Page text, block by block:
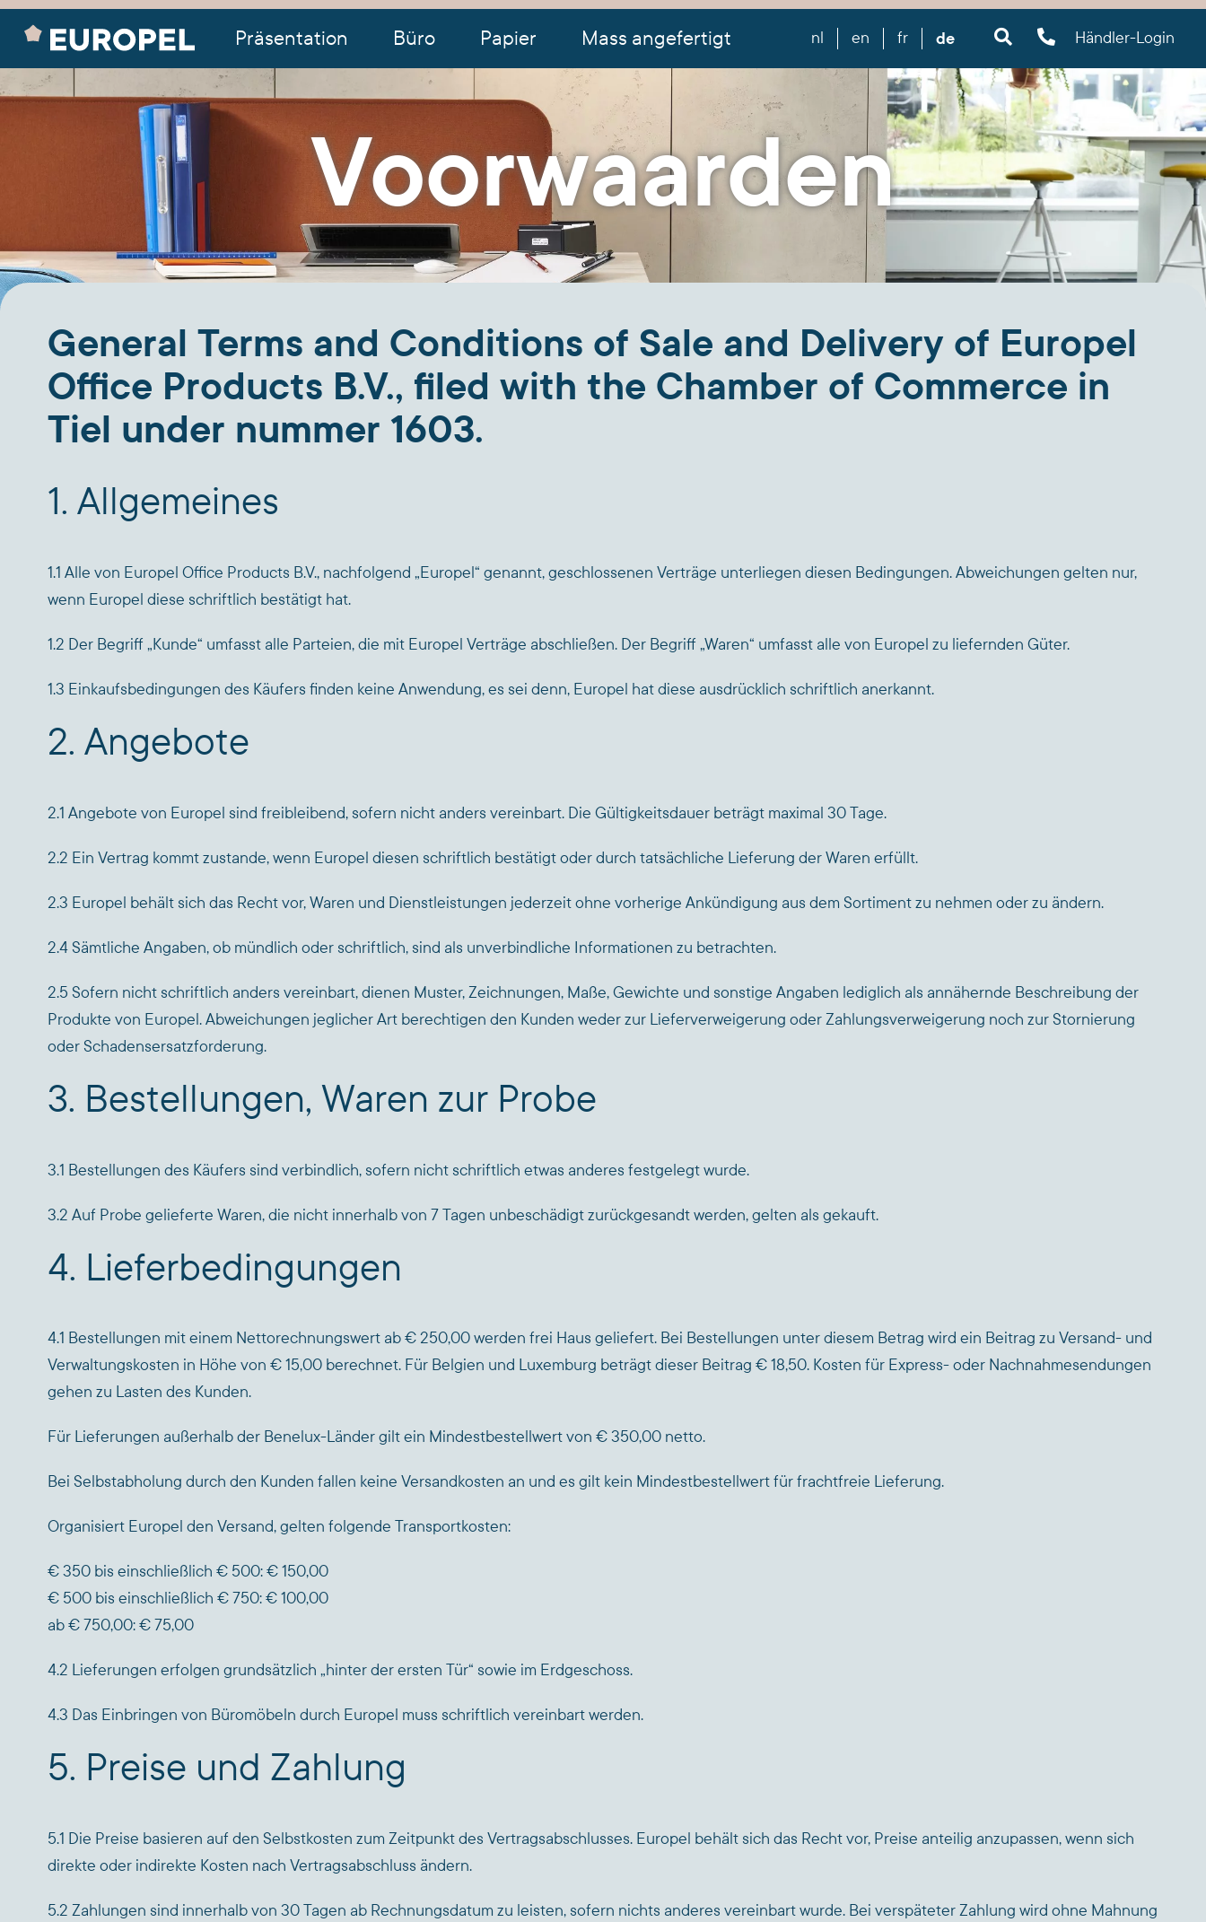
Präsentation Büro Papier Mass angefertigt nl en fr de Händler-Login
Voorwaarden
General Terms and Conditions of Sale and Delivery of Europel
Office Products B.V., filed with the Chamber of Commerce in
Tiel under nummer 1603.
1. Allgemeines
1.1 Alle von Europel Office Products B.V., nachfolgend „Europel“ genannt, geschlossenen Verträge unterliegen diesen Bedingungen. Abweichungen gelten nur,
wenn Europel diese schriftlich bestätigt hat.
1.2 Der Begriff „Kunde“ umfasst alle Parteien, die mit Europel Verträge abschließen. Der Begriff „Waren“ umfasst alle von Europel zu liefernden Güter.
1.3 Einkaufsbedingungen des Käufers finden keine Anwendung, es sei denn, Europel hat diese ausdrücklich schriftlich anerkannt.
2. Angebote
2.1 Angebote von Europel sind freibleibend, sofern nicht anders vereinbart. Die Gültigkeitsdauer beträgt maximal 30 Tage.
2.2 Ein Vertrag kommt zustande, wenn Europel diesen schriftlich bestätigt oder durch tatsächliche Lieferung der Waren erfüllt.
2.3 Europel behält sich das Recht vor, Waren und Dienstleistungen jederzeit ohne vorherige Ankündigung aus dem Sortiment zu nehmen oder zu ändern.
2.4 Sämtliche Angaben, ob mündlich oder schriftlich, sind als unverbindliche Informationen zu betrachten.
2.5 Sofern nicht schriftlich anders vereinbart, dienen Muster, Zeichnungen, Maße, Gewichte und sonstige Angaben lediglich als annähernde Beschreibung der
Produkte von Europel. Abweichungen jeglicher Art berechtigen den Kunden weder zur Lieferverweigerung oder Zahlungsverweigerung noch zur Stornierung
oder Schadensersatzforderung.
3. Bestellungen, Waren zur Probe
3.1 Bestellungen des Käufers sind verbindlich, sofern nicht schriftlich etwas anderes festgelegt wurde.
3.2 Auf Probe gelieferte Waren, die nicht innerhalb von 7 Tagen unbeschädigt zurückgesandt werden, gelten als gekauft.
4. Lieferbedingungen
4.1 Bestellungen mit einem Nettorechnungswert ab € 250,00 werden frei Haus geliefert. Bei Bestellungen unter diesem Betrag wird ein Beitrag zu Versand- und
Verwaltungskosten in Höhe von € 15,00 berechnet. Für Belgien und Luxemburg beträgt dieser Beitrag € 18,50. Kosten für Express- oder Nachnahmesendungen
gehen zu Lasten des Kunden.
Für Lieferungen außerhalb der Benelux-Länder gilt ein Mindestbestellwert von € 350,00 netto.
Bei Selbstabholung durch den Kunden fallen keine Versandkosten an und es gilt kein Mindestbestellwert für frachtfreie Lieferung.
Organisiert Europel den Versand, gelten folgende Transportkosten:
€ 350 bis einschließlich € 500: € 150,00
€ 500 bis einschließlich € 750: € 100,00
ab € 750,00: € 75,00
4.2 Lieferungen erfolgen grundsätzlich „hinter der ersten Tür“ sowie im Erdgeschoss.
4.3 Das Einbringen von Büromöbeln durch Europel muss schriftlich vereinbart werden.
5. Preise und Zahlung
5.1 Die Preise basieren auf den Selbstkosten zum Zeitpunkt des Vertragsabschlusses. Europel behält sich das Recht vor, Preise anteilig anzupassen, wenn sich
direkte oder indirekte Kosten nach Vertragsabschluss ändern.
5.2 Zahlungen sind innerhalb von 30 Tagen ab Rechnungsdatum zu leisten, sofern nichts anderes vereinbart wurde. Bei verspäteter Zahlung wird ohne Mahnung